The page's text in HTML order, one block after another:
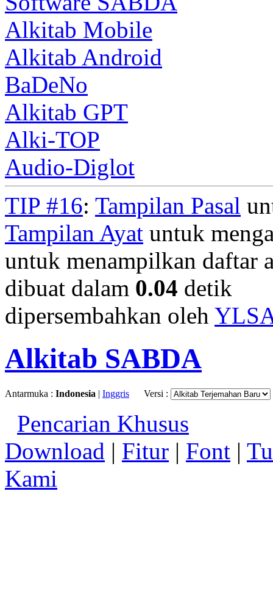
Alkitab Mobile
Alkitab Android
BaDeNo
Alkitab GPT
Alki-TOP
Audio-Diglot
TIP #16: Tampilan Pasal
Tampilan Ayat untuk
untuk menampilkan daftar
dibuat dalam 0.04 detik
dipersembahkan oleh
Alkitab SABDA
Antarmuka : Indonesia | Inggris Versi :
Pencarian Khusus
Download | Fitur | Font |
Kami